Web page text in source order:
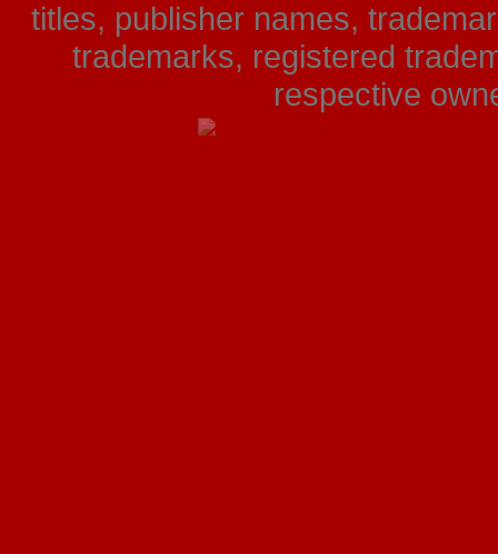
titles, publisher names,
trademarks, registered
respective